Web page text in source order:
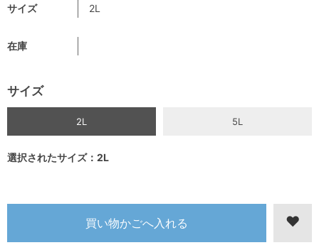
サイズ 2L
在庫
サイズ
2L 5L
選択されたサイズ：2L